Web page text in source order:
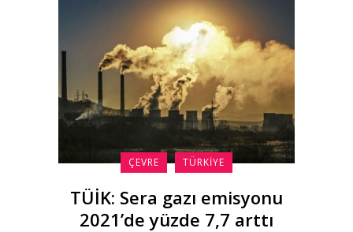
ÇEVRE TÜRKIYE
TÜİK: Sera gazı emisyonu
2021’de yüzde 7,7 arttı